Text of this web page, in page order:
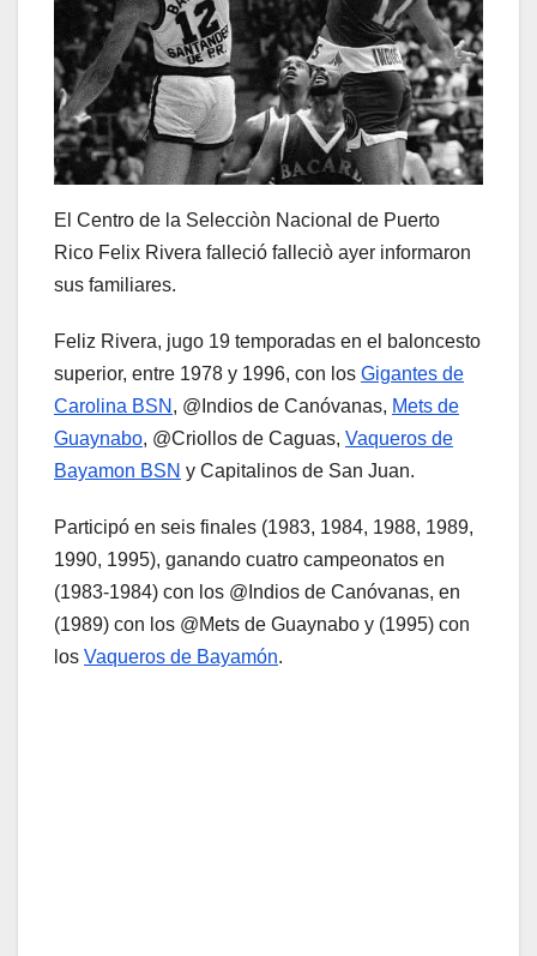
El Centro de la Selecciòn Nacional de Puerto
Rico Felix Rivera falleció falleciò ayer informaron
sus familiares.
Feliz Rivera, jugo 19 temporadas en el baloncesto
superior, entre 1978 y 1996, con los Gigantes de
Carolina BSN , @Indios de Canóvanas, Mets de
Guaynabo, @Criollos de Caguas, Vaqueros de
Bayamon BSN y Capitalinos de San Juan.
Participó en seis finales (1983, 1984, 1988, 1989,
1990, 1995), ganando cuatro campeonatos en
(1983-1984) con los @Indios de Canóvanas, en
(1989) con los @Mets de Guaynabo y (1995) con
los Vaqueros de Bayamón.